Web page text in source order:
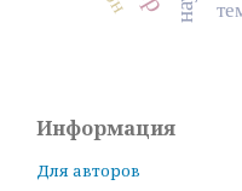
Информация
Для авторов